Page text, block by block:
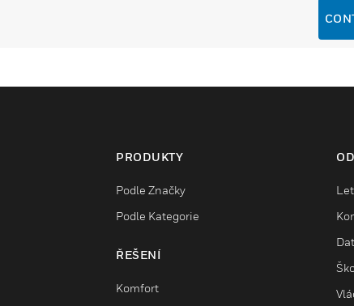
PRODUKTY
Podle Značky
Podle Kategorie
ŘEŠENÍ
Komfort